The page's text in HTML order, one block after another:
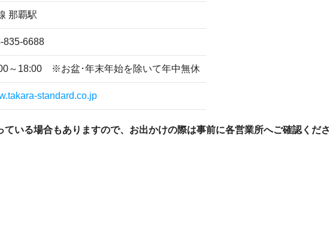
那覇駅
835-6688
～18:00 ※お盆･年末年始を除いて年中無休
standard.co.jp
いる場合もありますので、お出かけの際は事前に各営業所へご確認くださ